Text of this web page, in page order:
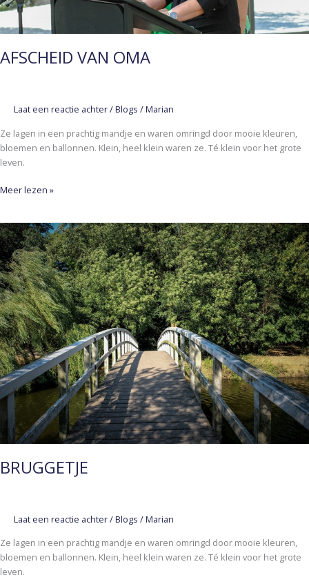
AFSCHEID VAN OMA
Laat een reactie achter/Blogs /Marian
Ze lagen in een prachtig mandje en waren omringd door mooie kleuren,
bloemen en ballonnen. Klein, heel klein waren ze. Té klein voor het grote
leven.
Meer lezen »
BRUGGETJE
Laat een reactie achter/Blogs /Marian
Ze lagen in een prachtig mandje en waren omringd door mooie kleuren,
bloemen en ballonnen. Klein, heel klein waren ze. Té klein voor het grote
leven.
BRUGGETJE